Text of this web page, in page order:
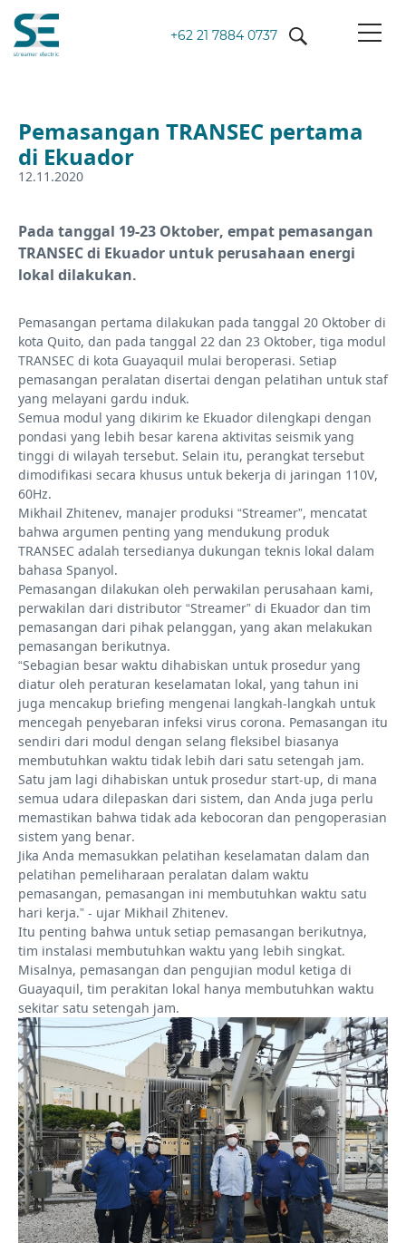
+62 21 7884 0737
Pemasangan TRANSEC pertama
di Ekuador
12.11.2020
Pada tanggal 19-23 Oktober, empat pemasangan
TRANSEC di Ekuador untuk perusahaan energi
lokal dilakukan.
Pemasangan pertama dilakukan pada tanggal 20 Oktober di
kota Quito, dan pada tanggal 22 dan 23 Oktober, tiga modul
TRANSEC di kota Guayaquil mulai beroperasi. Setiap
pemasangan peralatan disertai dengan pelatihan untuk staf
yang melayani gardu induk.
Semua modul yang dikirim ke Ekuador dilengkapi dengan
pondasi yang lebih besar karena aktivitas seismik yang
tinggi di wilayah tersebut. Selain itu, perangkat tersebut
dimodifikasi secara khusus untuk bekerja di jaringan 110V,
60Hz.
Mikhail Zhitenev, manajer produksi “Streamer”, mencatat
bahwa argumen penting yang mendukung produk
TRANSEC adalah tersedianya dukungan teknis lokal dalam
bahasa Spanyol.
Pemasangan dilakukan oleh perwakilan perusahaan kami,
perwakilan dari distributor “Streamer” di Ekuador dan tim
pemasangan dari pihak pelanggan, yang akan melakukan
pemasangan berikutnya.
“Sebagian besar waktu dihabiskan untuk prosedur yang
diatur oleh peraturan keselamatan lokal, yang tahun ini
juga mencakup briefing mengenai langkah-langkah untuk
mencegah penyebaran infeksi virus corona. Pemasangan itu
sendiri dari modul dengan selang fleksibel biasanya
membutuhkan waktu tidak lebih dari satu setengah jam.
Satu jam lagi dihabiskan untuk prosedur start-up, di mana
semua udara dilepaskan dari sistem, dan Anda juga perlu
memastikan bahwa tidak ada kebocoran dan pengoperasian
sistem yang benar.
Jika Anda memasukkan pelatihan keselamatan dalam dan
pelatihan pemeliharaan peralatan dalam waktu
pemasangan, pemasangan ini membutuhkan waktu satu
hari kerja.” - ujar Mikhail Zhitenev.
Itu penting bahwa untuk setiap pemasangan berikutnya,
tim instalasi membutuhkan waktu yang lebih singkat.
Misalnya, pemasangan dan pengujian modul ketiga di
Guayaquil, tim perakitan lokal hanya membutuhkan waktu
sekitar satu setengah jam.